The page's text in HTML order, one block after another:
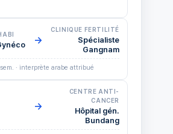
→
CLINIQUE FERTILITÉ
Spécialiste
Gangnam
· interprète arabe attribué
→
CENTRE ANTI-
CANCER
Hôpital gén.
Bundang